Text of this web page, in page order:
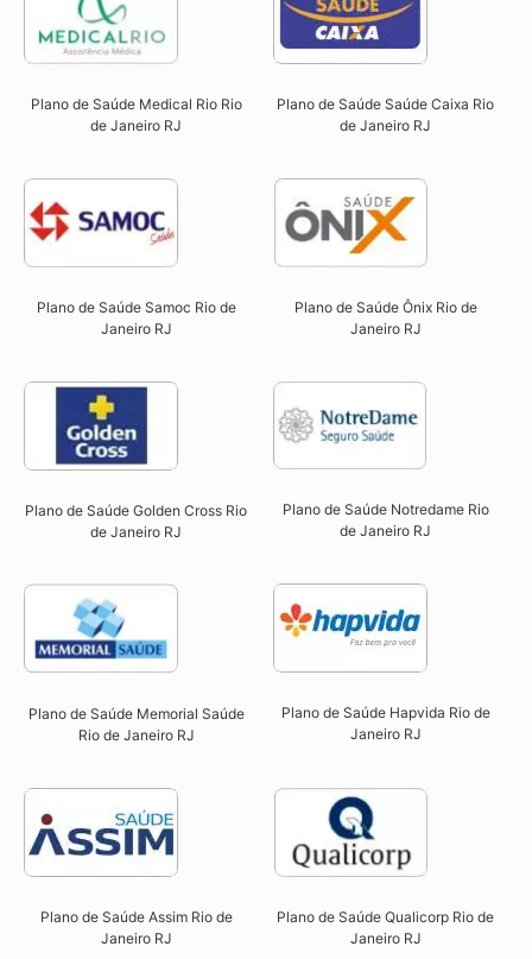
Plano de Saúde Medical Rio Rio
de Janeiro RJ​
Plano de Saúde Saúde Caixa Rio
de Janeiro RJ​
Plano de Saúde Samoc Rio de
Janeiro RJ​
Plano de Saúde Ônix Rio de
Janeiro RJ​
Plano de Saúde Golden Cross Rio
de Janeiro RJ​
Plano de Saúde Notredame Rio
de Janeiro RJ​
Plano de Saúde Memorial Saúde
Rio de Janeiro RJ​
Plano de Saúde Hapvida Rio de
Janeiro RJ​
Plano de Saúde Assim Rio de
Janeiro RJ​
Plano de Saúde Qualicorp Rio de
Janeiro RJ​